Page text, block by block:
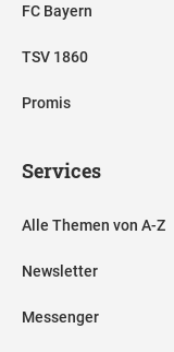
FC Bayern
TSV 1860
Promis
Services
Alle Themen von A-Z
Newsletter
Messenger